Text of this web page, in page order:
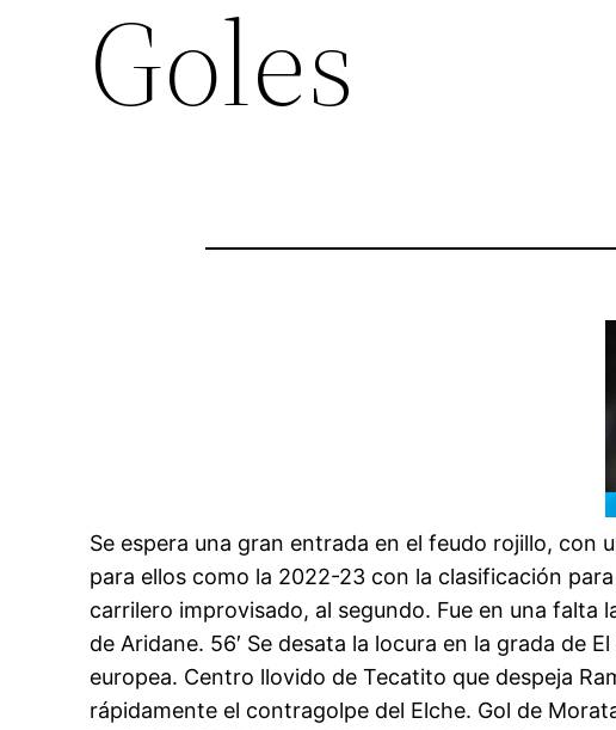
Goles
Se espera una gran entrada en el feudo rojillo,
para ellos como la 2022-23 con la clasificación
carrilero improvisado, al segundo. Fue en una falta
de Aridane. 56′ Se desata la locura en la grada de
europea. Centro llovido de Tecatito que despeja
rápidamente el contragolpe del Elche. Gol de